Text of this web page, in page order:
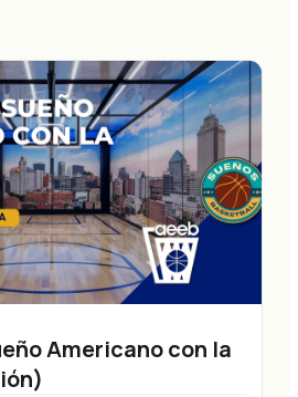
Americano con la